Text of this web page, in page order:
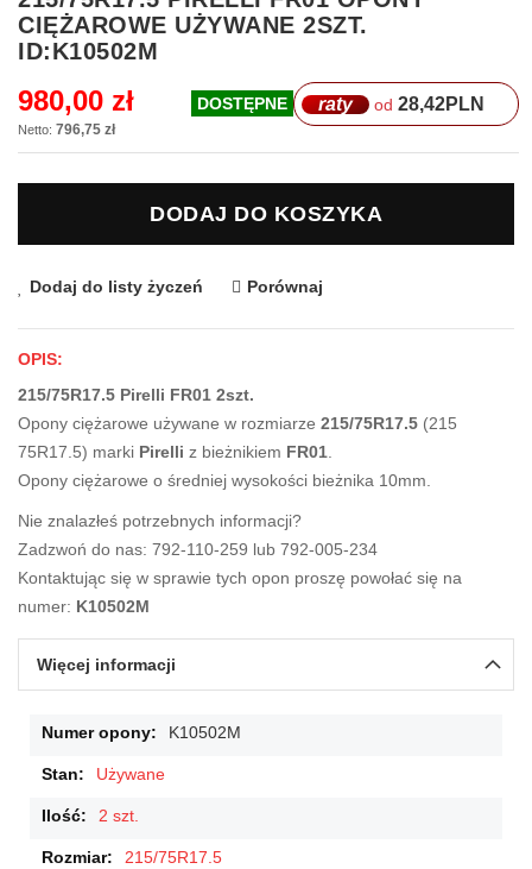
na
początek
galerii
CIĘŻAROWE UŻYWANE 2SZT.
ID:K10502M
980,00 zł
796,75 zł
DOSTĘPNE raty od 28,42PLN
DODAJ DO KOSZYKA
Dodaj do listy życzeń Porównaj
OPIS:
215/75R17.5 Pirelli FR01 2szt.
Opony ciężarowe używane w rozmiarze 215/75R17.5 (215
75R17.5) marki Pirelli z bieżnikiem FR01.
Opony ciężarowe o średniej wysokości bieżnika 10mm.
Nie znalazłeś potrzebnych informacji?
Zadzwoń do nas: 792-110-259 lub 792-005-234
Kontaktując się w sprawie tych opon proszę powołać się na
numer: K10502M
Więcej informacji
Więcej
K10502M
Używane
2 szt.
215/75R17.5